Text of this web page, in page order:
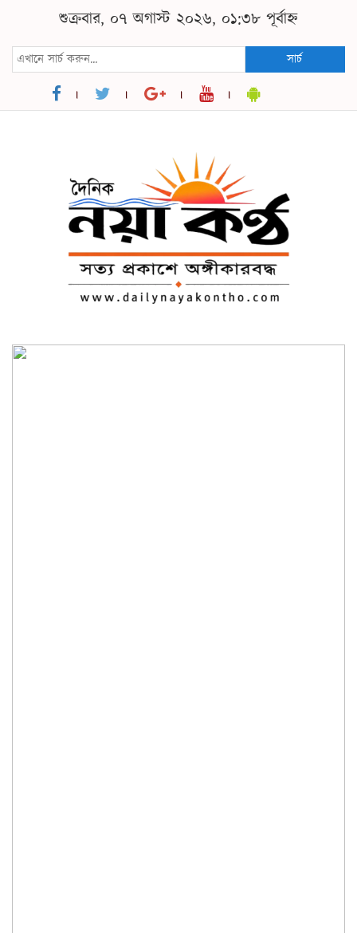
শুক্রবার, ০৭ অগাস্ট ২০২৬, ০১:৩৮ পূর্বাহ্ন
সার্চ